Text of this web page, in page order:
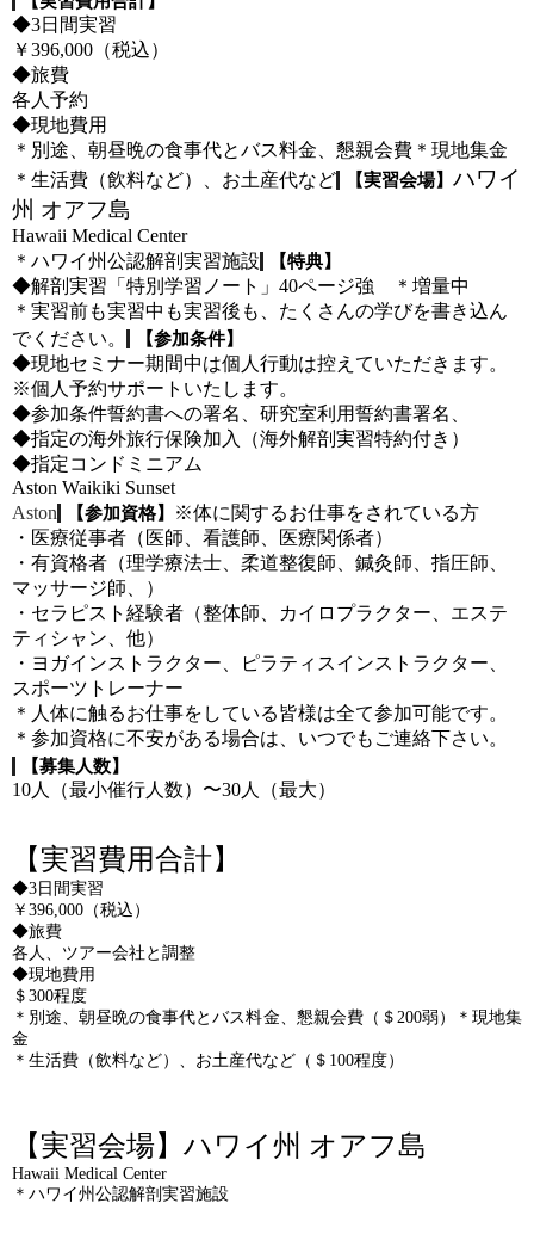
◆3日間実習
￥396,000（税込）
◆旅費
各人予約
◆現地費用
＊別途、朝昼晩の食事代とバス料金、懇親会費＊現地集金
＊生活費（飲料など）、お土産代など
【実習会場】 ハワイ
州 オアフ島
Hawaii Medical Center
＊ハワイ州公認解剖実習施設
【特典】
◆解剖実習「特別学習ノート」40ページ強 ＊増量中
＊実習前も実習中も実習後も、たくさんの学びを書き込ん
でください。
【参加条件】
◆現地セミナー期間中は個人行動は控えていただきます。
※個人予約サポートいたします。
◆参加条件誓約書への署名、研究室利用誓約書署名、
◆指定の海外旅行保険加入（海外解剖実習特約付き）
◆指定コンドミニアム
Aston Waikiki Sunset
Aston
【参加資格】
※体に関するお仕事をされている方
・医療従事者（医師、看護師、医療関係者）
・有資格者（理学療法士、柔道整復師、鍼灸師、指圧師、
マッサージ師、）
・セラピスト経験者（整体師、カイロプラクター、エステ
ティシャン、他）
・ヨガインストラクター、ピラティスインストラクター、
スポーツトレーナー
＊人体に触るお仕事をしている皆様は全て参加可能です。
＊参加資格に不安がある場合は、いつでもご連絡下さい。
【募集人数】
10人（最小催行人数）〜30人（最大）
【実習費用合計】
◆3日間実習
￥396,000（税込）
◆旅費
各人、ツアー会社と調整
◆現地費用
＄300程度
＊別途、朝昼晩の食事代とバス料金、懇親会費（＄200弱）＊現地集
金
＊生活費（飲料など）、お土産代など（＄100程度）
【実習会場】ハワイ州 オアフ島
Hawaii Medical Center
＊ハワイ州公認解剖実習施設